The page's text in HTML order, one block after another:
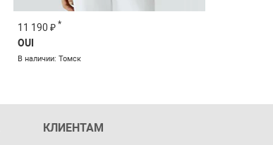
11 190 ₽ *
OUI
В наличии: Томск
КЛИЕНТАМ